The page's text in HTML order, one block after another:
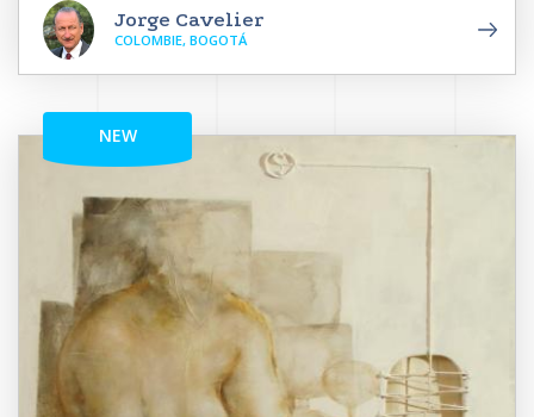
Jorge Cavelier
COLOMBIE, BOGOTÁ
NEW